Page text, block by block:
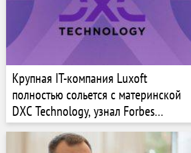
Крупная IT-компания Luxoft
полностью сольется с материнской
DXC Technology, узнал Forbes
Ukraine. Почему и приведет ли это к
сокращениям?